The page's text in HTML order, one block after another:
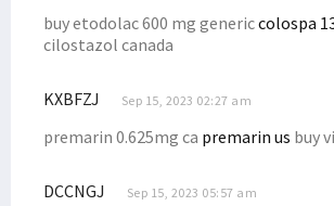
buy etodolac 600 mg genericcolospa
cilostazol canada
KXBFZJ Sep 15, 2023 02:27 am
premarin 0.625mg ca premarin us buy
DCCNGJ Sep 15, 2023 05:57 am